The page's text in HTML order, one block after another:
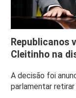
Republicanos
Cleitinho na
A decisão foi
parlamentar